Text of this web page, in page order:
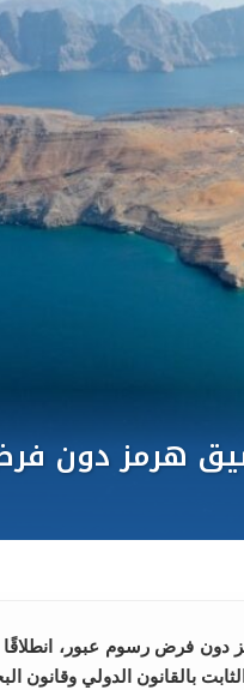
فرض رسوم عبور، انطلاقًا
بالقانون الدولي وقانون